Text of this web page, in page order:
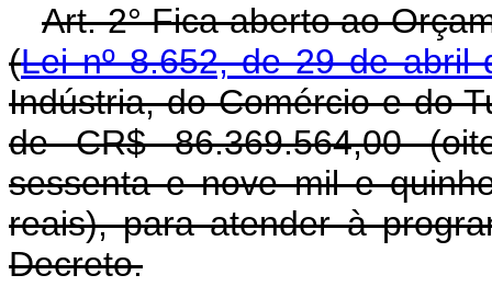
Art. 2° Fica aberto ao
(Lei nº 8.652, de 29 de abril
Indústria, do Comércio e do
de CR$ 86.369.564,00
sessenta e nove mil e
reais), para atender à
Decreto.